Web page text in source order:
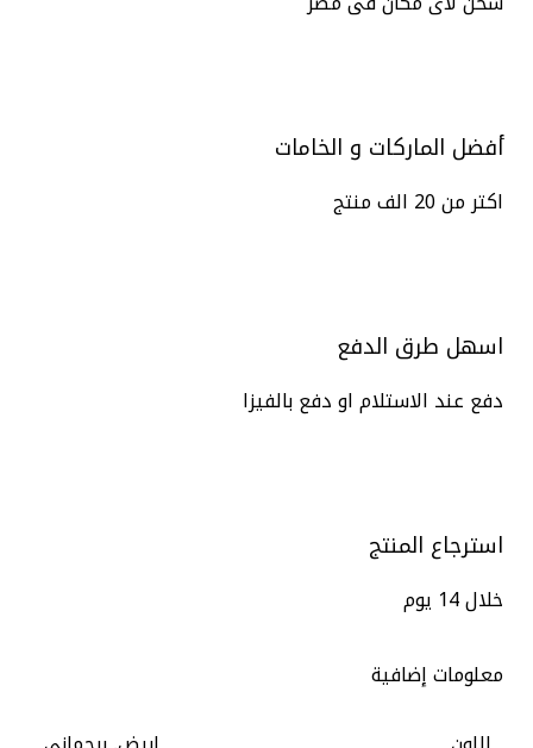
أفضل الماركات و الخامات
اكتر من 20 الف منتج
اسهل طرق الدفع
دفع عند الاستلام او دفع بالفيزا
استرجاع المنتج
خلال 14 يوم
معلومات إضافية